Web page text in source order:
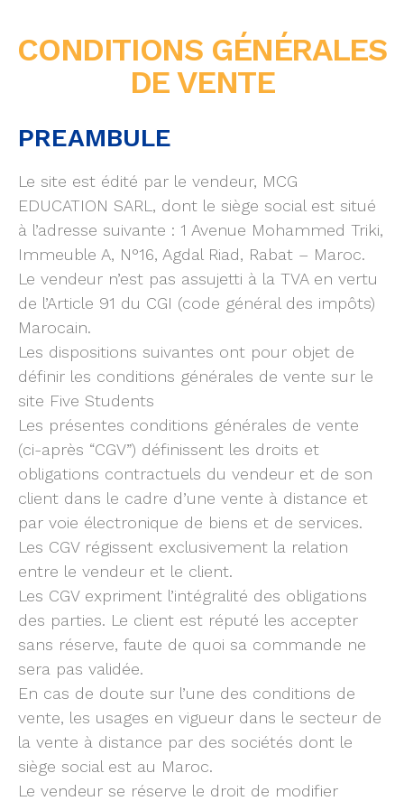
CONDITIONS GÉNÉRALES
DE VENTE
PREAMBULE
Le site est édité par le vendeur, MCG
EDUCATION SARL, dont le siège social est situé
à l’adresse suivante : 1 Avenue Mohammed Triki,
Immeuble A, N°16, Agdal Riad, Rabat – Maroc.
Le vendeur n’est pas assujetti à la TVA en vertu
de l’Article 91 du CGI (code général des impôts)
Marocain.
Les dispositions suivantes ont pour objet de
définir les conditions générales de vente sur le
site Five Students
Les présentes conditions générales de vente
(ci-après “CGV”) définissent les droits et
obligations contractuels du vendeur et de son
client dans le cadre d’une vente à distance et
par voie électronique de biens et de services.
Les CGV régissent exclusivement la relation
entre le vendeur et le client.
Les CGV expriment l’intégralité des obligations
des parties. Le client est réputé les accepter
sans réserve, faute de quoi sa commande ne
sera pas validée.
En cas de doute sur l’une des conditions de
vente, les usages en vigueur dans le secteur de
la vente à distance par des sociétés dont le
siège social est au Maroc.
Le vendeur se réserve le droit de modifier